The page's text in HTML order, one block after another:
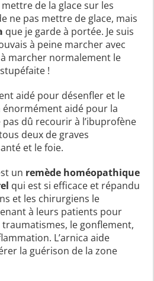
de la glace sur les
ne pas mettre de glace, mais
que je garde à portée. Je suis
à peine marcher avec
marcher normalement le
!
aidé pour désenfler et le
aidé pour la
pas dû recourir à l’ibuprofène
deux de graves
et le foie.
un remède homéopathique
qui est si efficace et répandu
et les chirurgiens le
à leurs patients pour
le gonflement,
L’arnica aide
la guérison de la zone